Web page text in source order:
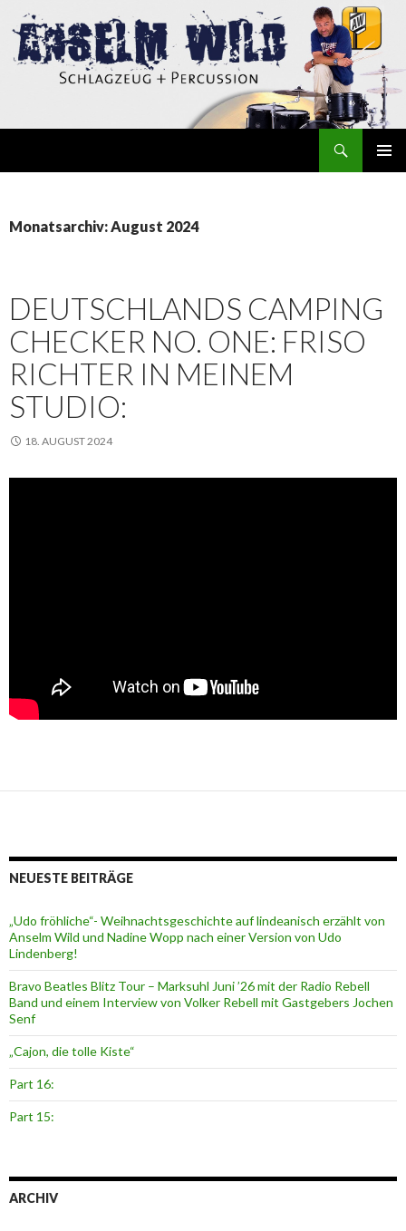
Monatsarchiv: August 2024
DEUTSCHLANDS CAMPING
CHECKER NO. ONE: FRISO
RICHTER IN MEINEM
STUDIO:
18. AUGUST 2024
NEUESTE BEITRÄGE
„Udo fröhliche“- Weihnachtsgeschichte auf lindeanisch erzählt von
Anselm Wild und Nadine Wopp nach einer Version von Udo
Lindenberg!
Bravo Beatles Blitz Tour – Marksuhl Juni ’26 mit der Radio Rebell
Band und einem Interview von Volker Rebell mit Gastgebers Jochen
Senf
„Cajon, die tolle Kiste“
Part 16:
Part 15:
ARCHIV